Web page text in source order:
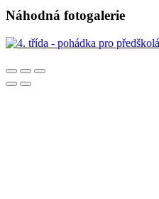
Náhodná fotogalerie